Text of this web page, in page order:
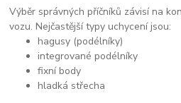
Výběr správných příčníků závisí na
vozu. Nejčastější typy uchycení jsou:
hagusy (podélníky)
integrované podélníky
fixní body
hladká střecha